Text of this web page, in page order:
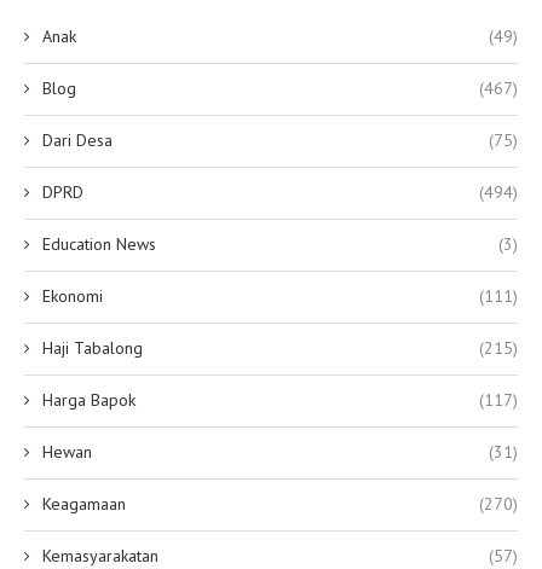
Anak (49)
Blog (467)
Dari Desa (75)
DPRD (494)
Education News (3)
Ekonomi (111)
Haji Tabalong (215)
Harga Bapok (117)
Hewan (31)
Keagamaan (270)
Kemasyarakatan (57)